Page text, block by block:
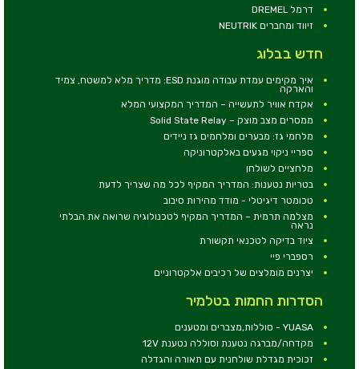
דרמל DREMEL
זיווד ומחברים NEUTRIK
חדש בבלוג
איך מקימים עמדת עבודה מוגנת ESD: מדריך מלא למשטח, צמיד
והארקה
אקדח אוויר לתעשייה – המדריך המקצועי המלא
ממסרים מצב מוצק – Solid State Relay
מלחמי גז: מבערים ומלחמים גז ניידים
ספריי ניקוי מגעים באלקטרוניקה
מלחציים לשולחן
בטריות נטענות: המדריך המקיף לכל מה שצריך לדעת
טכומטר דיגיטלי - מודד מהירות סיבוב
מצלמה תרמית – המדריך המקיף לטכנולוגיה שרואה את הבלתי
נראה
ציוד בדיקה לטכנאי תקשורת
רספברי פיי
יצרנים מומלצים של רכיבים אלקטרוניים
הסדרות החמות בטלמיר
YUASA - סוללות,מצברים ומטענים
מקדחה/מברגה נטענת וסוללה נטענת 12V
זכוכית מגדלת שולחנית עם תאורה והגדלה